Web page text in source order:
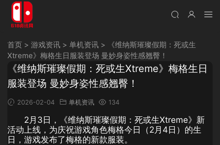
首页 > 游戏资讯 > 单机资讯 >
《维纳斯璀璨假期：死或生
Xtreme》梅格生日服装登场 曼妙身姿性感翘臀！
《维纳斯璀璨假期：死或生Xtreme》梅格生日
服装登场 曼妙身姿性感翘臀！
2026-02-04 单机资讯 134
2月3日，《维纳斯璀璨假期：死或生Xtreme》新
活动上线，为庆祝游戏角色梅格今日（2月4日）的生
日，游戏发布了梅格的新款服装。